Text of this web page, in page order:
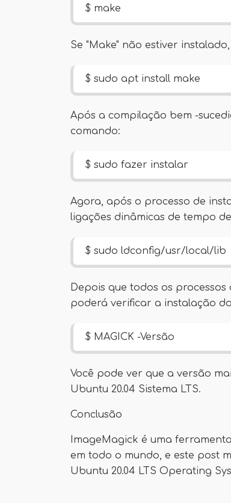
$ make
Se "Make" não estiver
$ sudo apt install make
Após a compilação bem -
comando:
$ sudo fazer instalar
Agora, após o processo de
ligações dinâmicas de tempo
$ sudo ldconfig/usr/local/lib
Depois que todos os
poderá verificar a instalação
$ MAGICK -Versão
Você pode ver que a versão
Ubuntu 20.04 Sistema LTS.
Conclusão
ImageMagick é uma
em todo o mundo, e este post
Ubuntu 20.04 LTS Operating